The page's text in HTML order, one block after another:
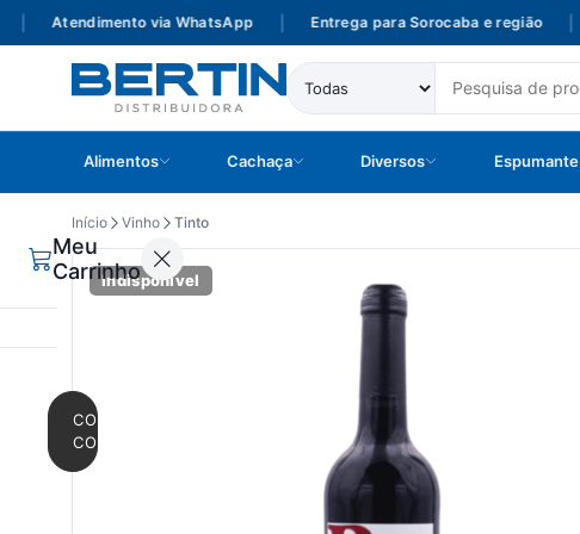
Atendimento via WhatsApp Entrega para Sorocaba e região |
Alimentos Cachaça Diversos Espumante
Meu
Carrinho
CONTINUAR
COMPRANDO
Início Vinho Tinto
Indisponível